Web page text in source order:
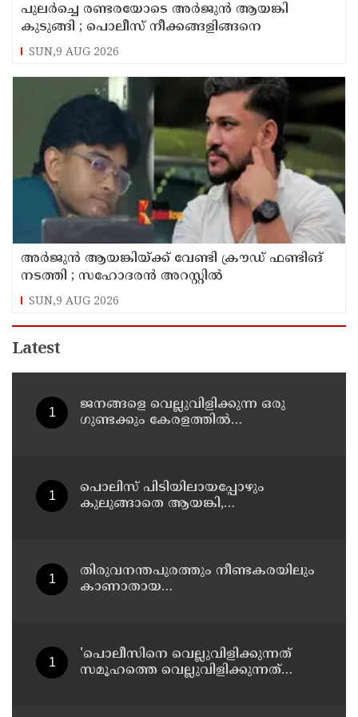
പുലര്‍ച്ചെ രണ്ടരയോടെ അര്‍ജുന്‍ ആയങ്കി
കുടുങ്ങി ; പൊലീസ് നീക്കങ്ങളിങ്ങനെ
SUN,9 AUG 2026
അര്‍ജുന്‍ ആയങ്കിയ്ക്ക് വേണ്ടി ക്രൗഡ് ഫണ്ടിങ്
നടത്തി ; സഹോദരന്‍ അറസ്റ്റില്‍
SUN,9 AUG 2026
Latest
ജനങ്ങളെ വെല്ലുവിളിക്കുന്ന ഒരു
ഗുണ്ടക്കും കേരളത്തില്‍
പൊലിസ് പിടിയിലായപ്പോഴും
കുലുങ്ങാതെ ആയങ്കി,
തിരുവനന്തപുരത്തും നീണ്ടകരയിലും
കാണാതായ
'പൊലീസിനെ വെല്ലുവിളിക്കുന്നത്
സമൂഹത്തെ വെല്ലുവിളിക്കുന്നത്